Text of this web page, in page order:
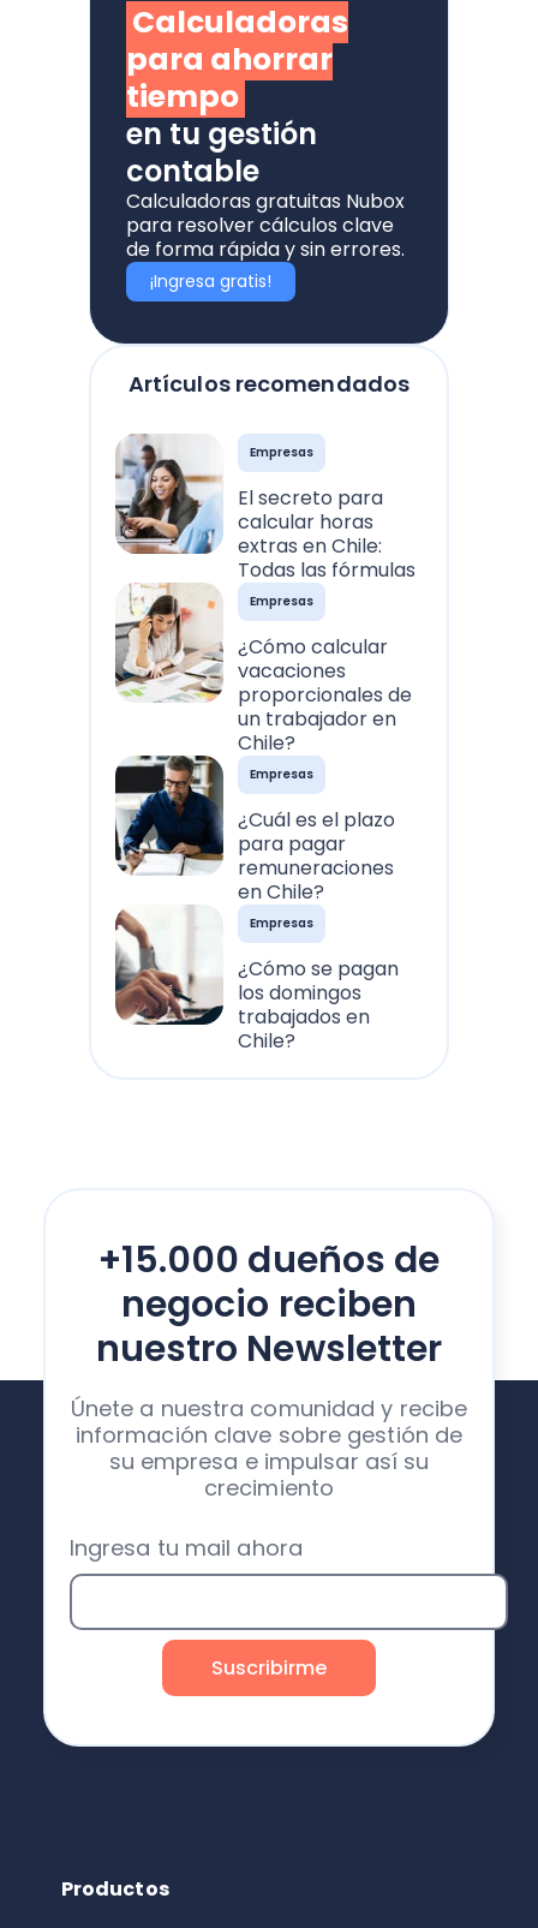
Artículos recomendados
Empresas
El secreto para
calcular horas
extras en Chile:
Todas las fórmulas
Empresas
¿Cómo calcular
vacaciones
proporcionales de
un trabajador en
Chile?
Empresas
¿Cuál es el plazo
para pagar
remuneraciones
en Chile?
Empresas
¿Cómo se pagan
los domingos
trabajados en
Chile?
Calculadoras
para ahorrar
tiempo
en tu gestión
contable
Calculadoras gratuitas Nubox
para resolver cálculos clave
de forma rápida y sin errores.
¡Ingresa gratis!
+15.000 dueños de
negocio reciben
nuestro Newsletter
Únete a nuestra comunidad y recibe
información clave sobre gestión de
su empresa e impulsar así su
crecimiento
Ingresa tu mail ahora
Productos